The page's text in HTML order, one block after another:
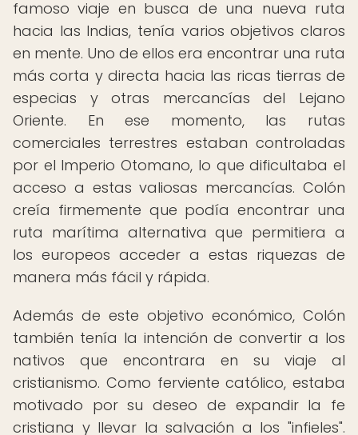
famoso viaje en busca de una nueva ruta
hacia las Indias, tenía varios objetivos claros
en mente. Uno de ellos era encontrar una ruta
más corta y directa hacia las ricas tierras de
especias y otras mercancías del Lejano
Oriente. En ese momento, las rutas
comerciales terrestres estaban controladas
por el Imperio Otomano, lo que dificultaba el
acceso a estas valiosas mercancías. Colón
creía firmemente que podía encontrar una
ruta marítima alternativa que permitiera a
los europeos acceder a estas riquezas de
manera más fácil y rápida.
Además de este objetivo económico, Colón
también tenía la intención de convertir a los
nativos que encontrara en su viaje al
cristianismo. Como ferviente católico, estaba
motivado por su deseo de expandir la fe
cristiana y llevar la salvación a los "infieles".